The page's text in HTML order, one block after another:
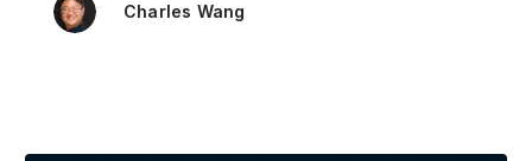
Charles Wang